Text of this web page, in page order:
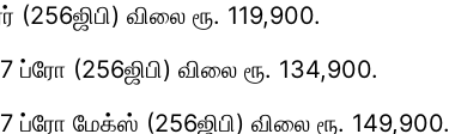
விலை ரூ. 119,900.
(256ஜிபி) விலை ரூ. 134,900.
ப்ரோ மேக்ஸ் (256ஜிபி) விலை ரூ. 149,900.